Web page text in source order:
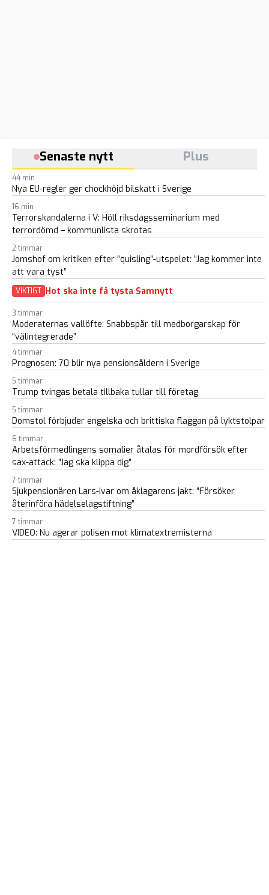
Senaste nytt Plus
44 min
Nya EU-regler ger chockhöjd bilskatt i Sverige
16 min
Terrorskandalerna i V: Höll riksdagsseminarium med
terrordömd – kommunlista skrotas
2 timmar
Jomshof om kritiken efter ”quisling”-utspelet: ”Jag kommer inte
att vara tyst”
VIKTIGT Hot ska inte få tysta Samnytt
3 timmar
Moderaternas vallöfte: Snabbspår till medborgarskap för
“välintegrerade”
4 timmar
Prognosen: 70 blir nya pensionsåldern i Sverige
5 timmar
Trump tvingas betala tillbaka tullar till företag
5 timmar
Domstol förbjuder engelska och brittiska flaggan på lyktstolpar
6 timmar
Arbetsförmedlingens somalier åtalas för mordförsök efter
sax-attack: ”Jag ska klippa dig”
7 timmar
Sjukpensionären Lars-Ivar om åklagarens jakt: ”Försöker
återinföra hädelselagstiftning”
7 timmar
VIDEO: Nu agerar polisen mot klimatextremisterna